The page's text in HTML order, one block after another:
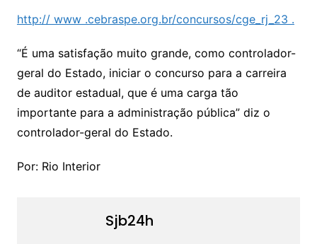
http:// www .cebraspe.org.br/concursos/cge_rj_23 .
“É uma satisfação muito grande, como controlador-
geral do Estado, iniciar o concurso para a carreira
de auditor estadual, que é uma carga tão
importante para a administração pública” diz o
controlador-geral do Estado.
Por: Rio Interior
Sjb24h